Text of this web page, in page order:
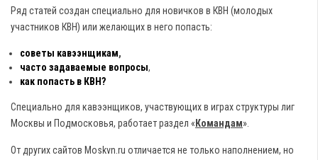
Ряд статей создан специально для новичков в КВН (молодых
участников КВН) или желающих в него попасть:
советы кавээнщикам,
часто задаваемые вопросы,
как попасть в КВН?
Специально для кавээнщиков, участвующих в играх структуры лиг
Москвы и Подмосковья, работает раздел « Командам».
От других сайтов Moskvn.ru отличается не только наполнением, но